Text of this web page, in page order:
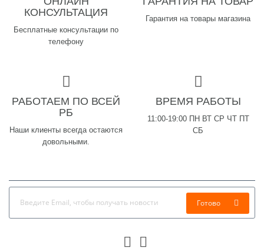
КОНСУЛЬТАЦИЯ
Бесплатные консультации по
телефону
Гарантия на товары магазина
РАБОТАЕМ ПО ВСЕЙ
РБ
Наши клиенты всегда остаются
довольными.
ВРЕМЯ РАБОТЫ
11:00-19:00 ПН ВТ СР ЧТ ПТ
СБ
Готово